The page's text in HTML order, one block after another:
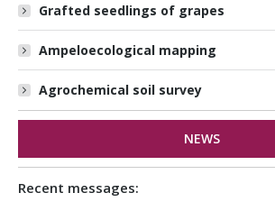
Grafted seedlings of grapes
Ampeloecological mapping
Agrochemical soil survey
NEWS
Recent messages: